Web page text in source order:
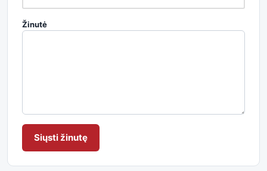
Žinutė
Siųsti žinutę